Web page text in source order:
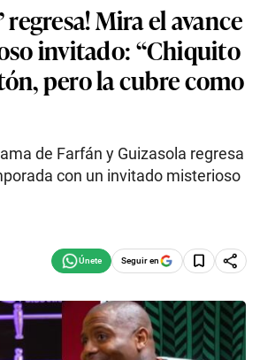
regresa! Mira el avance
invitado: “Chiquito
pero la cubre como
de Farfán y Guizasola regresa
con un invitado misterioso
Seguir en